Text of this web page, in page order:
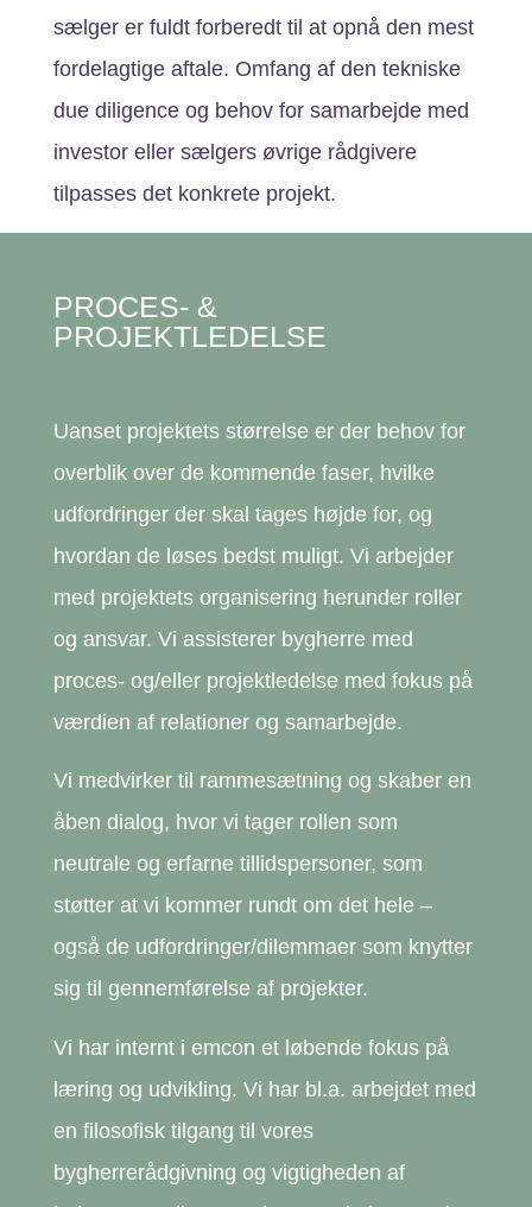
sælger er fuldt forberedt til at opnå den mest
fordelagtige aftale. Omfang af den tekniske
due diligence og behov for samarbejde med
investor eller sælgers øvrige rådgivere
tilpasses det konkrete projekt.
PROCES- &
PROJEKTLEDELSE
Uanset projektets størrelse er der behov for
overblik over de kommende faser, hvilke
udfordringer der skal tages højde for, og
hvordan de løses bedst muligt. Vi arbejder
med projektets organisering herunder roller
og ansvar. Vi assisterer bygherre med
proces- og/eller projektledelse med fokus på
værdien af relationer og samarbejde.
Vi medvirker til rammesætning og skaber en
åben dialog, hvor vi tager rollen som
neutrale og erfarne tillidspersoner, som
støtter at vi kommer rundt om det hele –
også de udfordringer/dilemmaer som knytter
sig til gennemførelse af projekter.
Vi har internt i emcon et løbende fokus på
læring og udvikling. Vi har bl.a. arbejdet med
en filosofisk tilgang til vores
bygherrerådgivning og vigtigheden af